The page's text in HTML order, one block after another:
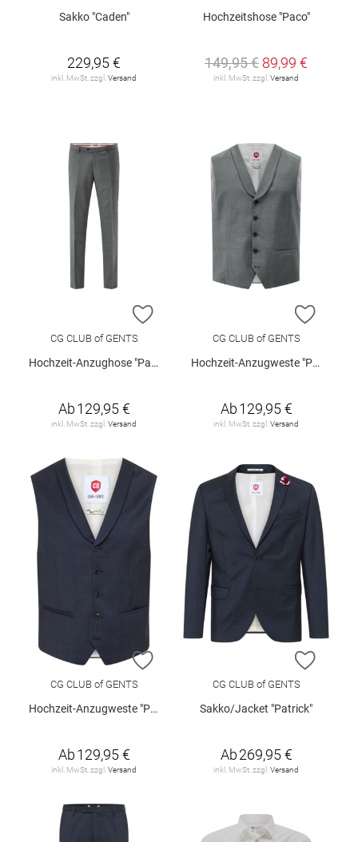
Sakko "Caden"
229,95 €
inkl. MwSt. zzgl.Versand
Hochzeitshose "Paco"
149,95 € 89,99 €
inkl. MwSt. zzgl.Versand
ZUR WUNSCHLISTE HINZUFÜGEN
CG CLUB of GENTS
Hochzeit-Anzughose "Pascal"
Ab129,95 €
inkl. MwSt. zzgl.Versand
ZUR
CG CLUB of GENTS
Hochzeit-Anzugweste "Philpp"
Ab129,95 €
inkl. MwSt. zzgl.Versand
ZUR WUNSCHLISTE HINZUFÜGEN
CG CLUB of GENTS
Hochzeit-Anzugweste "Philpp"
Ab129,95 €
inkl. MwSt. zzgl.Versand
ZUR
CG CLUB of GENTS
Sakko/Jacket "Patrick"
Ab269,95 €
inkl. MwSt. zzgl.Versand